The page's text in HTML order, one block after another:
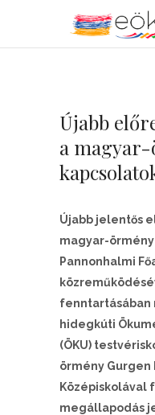
Újabb
a
Újabb jelentős
magyar-
Pannonhalmi
fenntartásában
hidegkúti
(ÖKU)
örmény Gurgen
Középiskolával
megállapodás